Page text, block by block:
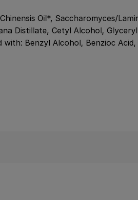
Oil*, Saccharomyces/
Distillate, Cetyl Alcohol,
Benzyl Alcohol, Benzioc Acid,